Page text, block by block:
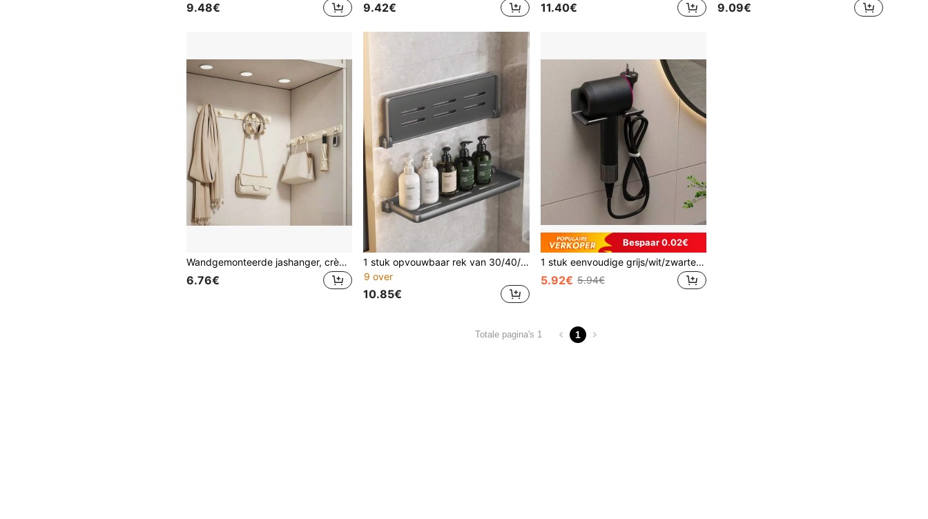
9.48€ 9.42€ 11.40€ 9.09€
Wandgemonteerde jashanger, crème wit/zwart/grijs jashaken, zelfklevend/schroefvast, ferrolegering en ABS deurhaken, kan hoeden, handdoeken, kleding ophangen, haakstang met 4/5/6/7/8 ronde hangers
6.76€
1 stuk opvouwbaar rek van 30/40/50 cm van aluminiumlegering, gemakkelijk te openen en te sluiten voor opbergen, holle bodem voor drainage. Geschikt voor badkamer, wastafel, keuken en woonkamer. Badkameraccessoire, doucheopbergrek, badkamerorganisatie, opbergorganizer, parfumrek, parfumopbergrek, cosmeticaopbergrek
9 over
10.85€
Bespaar 0.02€
1 stuk eenvoudige grijs/wit/zwarte aluminium föhnhouder met snoeropwikkeling en stekkerhaak. Wandgemonteerde föhnhouder voor de badkamer, boren niet nodig. Geschikt voor de meeste föhns voor thuisgebruik en in de salon. Badkameraccessoires, badkameropbergers.
5.92€ 5.94€
Totale pagina's 1 1